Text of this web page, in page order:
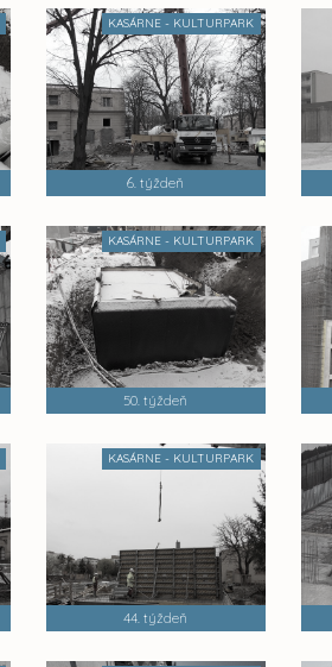
KASÁRNE - KULTURPARK
6. týždeň
KASÁRNE - KULTURPARK
50. týždeň
KASÁRNE - KULTURPARK
44. týždeň